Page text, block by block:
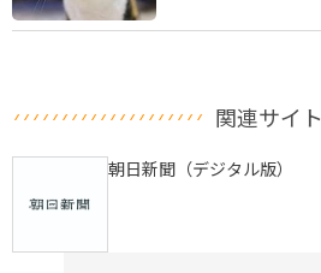
関連サイト
朝日新聞（デジタル版）